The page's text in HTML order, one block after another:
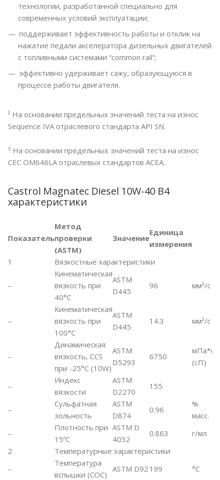
технологии, разработанной специально для
современных условий эксплуатации;
поддерживает эффективность работы и отклик на
нажатие педали акселератора дизельных двигателей
с топливными системами “common rail”;
эффективно удерживает сажу, образующуюся в
процессе работы двигателя.
² На основании предельных значений теста на износ
Sequence IVA отраслевого стандарта API SN.
³ На основании предельных значений теста на износ
CEC OM646LA отраслевых стандартов ACEA.
Castrol Magnatec Diesel 10W-40 B4
характеристики
Показатель
Метод
проверки
(ASTM)
Значение
Единица
измерения
1
Вязкостные характеристики
–
Кинематическая
вязкость при
40°C
ASTM
D445
96 мм²/c
–
Кинематическая
вязкость при
100°C
ASTM
D445
14.3 мм²/c
–
Динамическая
вязкость, CCS
при -25°С (10W)
ASTM
D5293
6750
мПа*с
(сП)
–
Индекс
вязкости
ASTM
D2270
155
–
Сульфатная
зольность
ASTM
D874
0.96
%
масс.
–
Плотность при
15ºC
ASTM D
4052
0.863
г/мл
2
Температурные характеристики
–
Температура
вспышки (COC)
ASTM D92 199 °C